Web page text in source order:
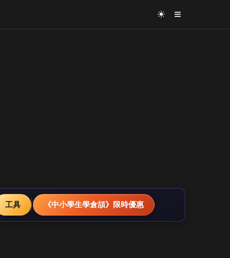
☀ ≡
工具 《中小學生學倉頡》限時優惠